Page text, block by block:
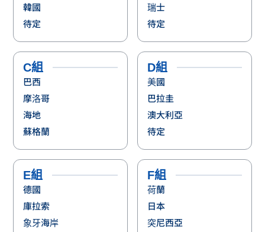
韓國
待定
瑞士
待定
C組
巴西
摩洛哥
海地
蘇格蘭
D組
美國
巴拉圭
澳大利亞
待定
E組
德國
庫拉索
象牙海岸
F組
荷蘭
日本
突尼西亞